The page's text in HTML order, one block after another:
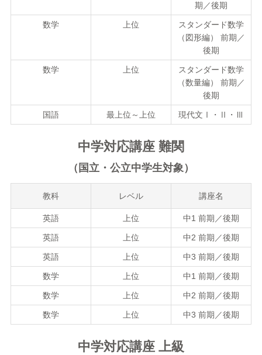
期／後期
数学 上位
スタンダード数学
（図形編） 前期／
後期
数学 上位
スタンダード数学
（数量編） 前期／
後期
国語 最上位～上位 現代文Ⅰ・Ⅱ・Ⅲ
中学対応講座 難関
（国立・公立中学生対象）
教科 レベル 講座名
英語 上位 中1 前期／後期
英語 上位 中2 前期／後期
英語 上位 中3 前期／後期
数学 上位 中1 前期／後期
数学 上位 中2 前期／後期
数学 上位 中3 前期／後期
中学対応講座 上級